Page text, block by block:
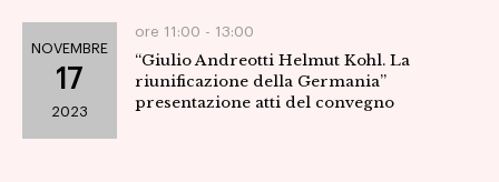
NOVEMBRE
17
2023
ore 11:00 - 13:00
“Giulio Andreotti Helmut Kohl. La
riunificazione della Germania”
presentazione atti del convegno